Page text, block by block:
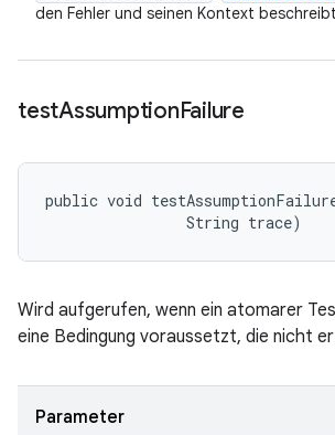
den Fehler und seinen Kontext
testAssumptionFailure
public void
                String trace)
Wird aufgerufen, wenn ein atomarer
eine Bedingung voraussetzt, die nicht
Parameter